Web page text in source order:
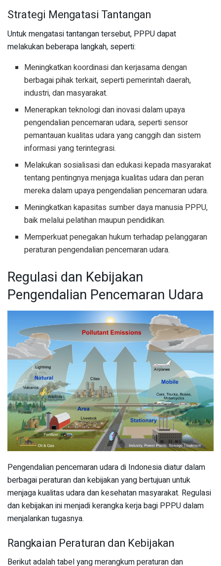
Strategi Mengatasi Tantangan
Untuk mengatasi tantangan tersebut, PPPU dapat
melakukan beberapa langkah, seperti:
Meningkatkan koordinasi dan kerjasama dengan
berbagai pihak terkait, seperti pemerintah daerah,
industri, dan masyarakat.
Menerapkan teknologi dan inovasi dalam upaya
pengendalian pencemaran udara, seperti sensor
pemantauan kualitas udara yang canggih dan sistem
informasi yang terintegrasi.
Melakukan sosialisasi dan edukasi kepada masyarakat
tentang pentingnya menjaga kualitas udara dan peran
mereka dalam upaya pengendalian pencemaran udara.
Meningkatkan kapasitas sumber daya manusia PPPU,
baik melalui pelatihan maupun pendidikan.
Memperkuat penegakan hukum terhadap pelanggaran
peraturan pengendalian pencemaran udara.
Regulasi dan Kebijakan
Pengendalian Pencemaran Udara
Pengendalian pencemaran udara di Indonesia diatur dalam
berbagai peraturan dan kebijakan yang bertujuan untuk
menjaga kualitas udara dan kesehatan masyarakat. Regulasi
dan kebijakan ini menjadi kerangka kerja bagi PPPU dalam
menjalankan tugasnya.
Rangkaian Peraturan dan Kebijakan
Berikut adalah tabel yang merangkum peraturan dan